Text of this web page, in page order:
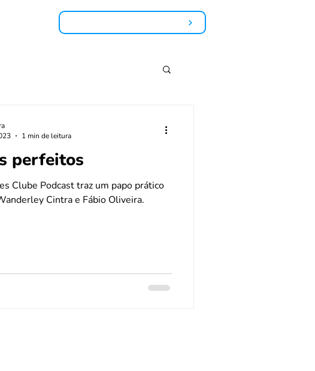
perfeitos
Clube Podcast traz um papo prático
Cintra e Fábio Oliveira.
1 min de leitura